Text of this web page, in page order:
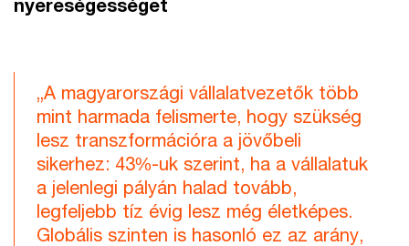
nyereségességet
„A magyarországi vállalatvezetők több
mint harmada felismerte, hogy szükség
lesz transzformációra a jövőbeli
sikerhez: 43%-uk szerint, ha a vállalatuk
a jelenlegi pályán halad tovább,
legfeljebb tíz évig lesz még életképes.
Globális szinten is hasonló ez az arány,